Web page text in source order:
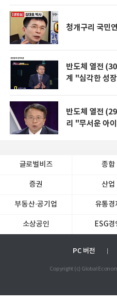
청개구리 국민
반도체 열전 (30)
계 "심각한 성
반도체 열전
리 "무서운 아
글로벌비즈 종합
증권 산업
부동산·공기업 유통경
소상공인 ESG경
PC 버전
Copyright (c) Global